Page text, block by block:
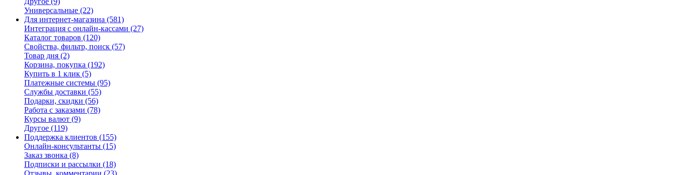
Универсальные (22)
Для интернет-магазина (581)
Интеграция с онлайн-кассами (27)
Каталог товаров (120)
Свойства, фильтр, поиск (57)
Товар дня (2)
Корзина, покупка (192)
Купить в 1 клик (5)
Платежные системы (95)
Службы доставки (55)
Подарки, скидки (56)
Работа с заказами (78)
Курсы валют (9)
Другое (119)
Поддержка клиентов (155)
Онлайн-консультанты (15)
Заказ звонка (8)
Подписки и рассылки (18)
Отзывы, комментарии (23)